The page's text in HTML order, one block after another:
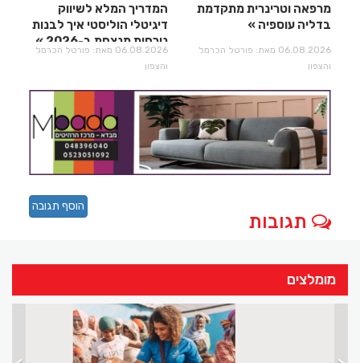
מרפאה וטרינרית מתקדמת
בדליה עוספיה
06.08.2026 מאת: פורטל הכרמל
והצפון
המדריך המלא לשיווק
דיגיטלי הוליסטי איך לבנות
נוכחות מנצחת ב-2026
06.08.2026 מאת: פורטל הכרמל
והצפון
תגובות
הוסף תגובה
מומלצים